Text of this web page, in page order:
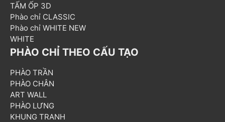
TẤM ỐP 3D
Phào chỉ CLASSIC
Phào chỉ WHITE NEW
WHITE
PHÀO CHỈ THEO CẤU TẠO
PHÀO TRẦN
PHÀO CHÂN
ART WALL
PHÀO LƯNG
KHUNG TRANH